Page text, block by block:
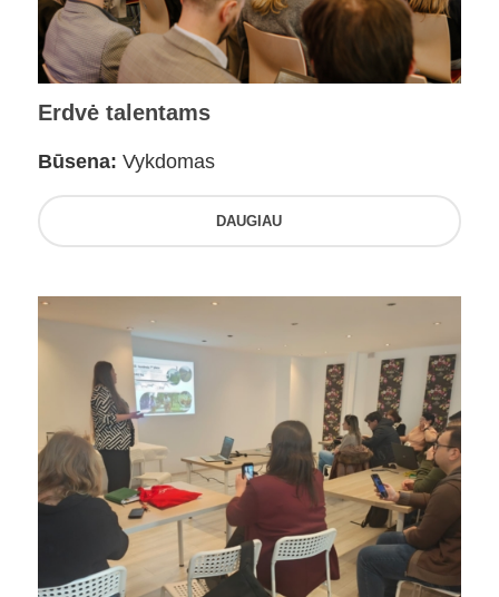
Erdvė talentams
Būsena: Vykdomas
DAUGIAU